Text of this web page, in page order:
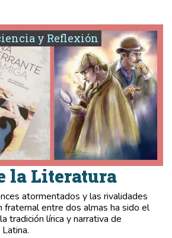
y Reflexión
la Literatura
atormentados y las rivalidades
fraternal entre dos almas ha sido el
tradición lírica y narrativa de